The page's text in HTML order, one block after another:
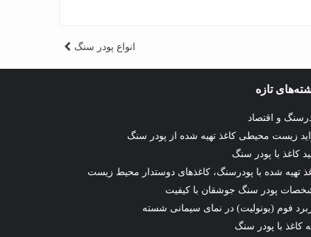
انواع پودر سنگ
تازه
و اقتصاد
زیست محیطی کاغذ تهیه شده از پودر سنگ
کاغذ با پودر سنگ
تهیه شده با پودرسنگ، کاغذهای دوستدار محیط زیست
پودر سنگ جوشقان با کیفیت
فوم (یونولیت) در نمای سیمانی شسته
کاغذ با پودر سنگ